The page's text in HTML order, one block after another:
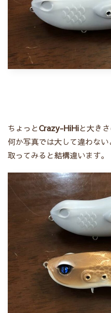
ちょっとCrazy-HiHiと大き
何か写真では大して違わな
取ってみると結構違います。